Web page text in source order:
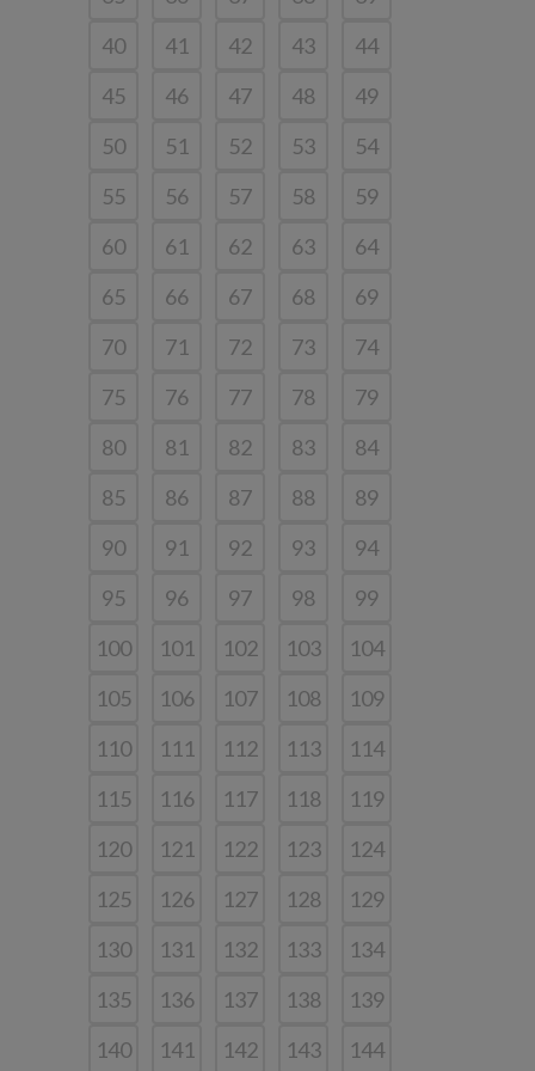
40
41 42 43
44
45
46 47 48
49
50
51 52 53
54
55
56 57 58
59
60
61 62 63
64
65
66 67 68
69
70
71 72 73
74
75
76 77 78
79
80
81 82 83
84
85
86 87 88
89
90
91 92 93
94
95
96 97 98
99
100
101 102 103
104
105
106 107 108
109
110
111 112 113
114
115
116 117 118
119
120
121 122 123
124
125
126 127 128
129
130
131 132 133
134
135
136 137 138
139
140
141 142 143
144